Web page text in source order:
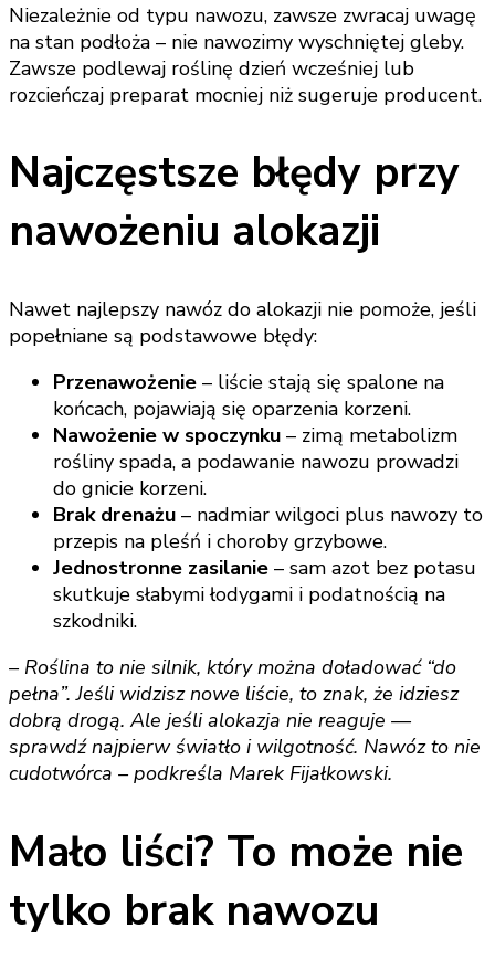
Niezależnie od typu nawozu, zawsze zwracaj uwagę
na stan podłoża – nie nawozimy wyschniętej gleby.
Zawsze podlewaj roślinę dzień wcześniej lub
rozcieńczaj preparat mocniej niż sugeruje producent.
Najczęstsze błędy przy
nawożeniu alokazji
Nawet najlepszy nawóz do alokazji nie pomoże, jeśli
popełniane są podstawowe błędy:
Przenawożenie – liście stają się spalone na
końcach, pojawiają się oparzenia korzeni.
Nawożenie w spoczynku – zimą metabolizm
rośliny spada, a podawanie nawozu prowadzi
do gnicie korzeni.
Brak drenażu – nadmiar wilgoci plus nawozy to
przepis na pleśń i choroby grzybowe.
Jednostronne zasilanie – sam azot bez potasu
skutkuje słabymi łodygami i podatnością na
szkodniki.
– Roślina to nie silnik, który można doładować “do
pełna”. Jeśli widzisz nowe liście, to znak, że idziesz
dobrą drogą. Ale jeśli alokazja nie reaguje —
sprawdź najpierw światło i wilgotność. Nawóz to nie
cudotwórca – podkreśla Marek Fijałkowski.
Mało liści? To może nie
tylko brak nawozu